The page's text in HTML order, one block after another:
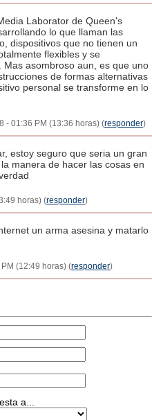
Laborator de Queen's
lo que llaman las
dispositivos que no tienen un
flexibles y se
asombroso aun, es que uno
de formas alternativas
personal se transforme en lo
- 01:36 PM (13:36 horas) (responder)
estoy seguro que seria un gran
manera de hacer las cosas en
horas) (responder)
un arma asesina y matarlo
(12:49 horas) (responder)
a...